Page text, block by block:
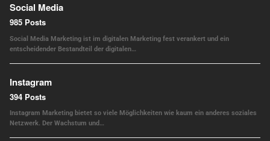
Social Media
985 Posts
Social Media Marketing ist im digitalen Marketing fest verankert und ein
entscheidender Bestandteil der digitalen…
Instagram
394 Posts
Instagram Marketing bietet so viele Möglichkeiten wie kaum ein anderes soziales
Netzwerk. Der Wachstum und…